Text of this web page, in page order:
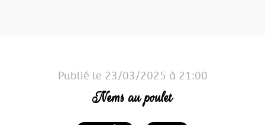
Publié le 23/03/2025 à 21:00
Nems au poulet